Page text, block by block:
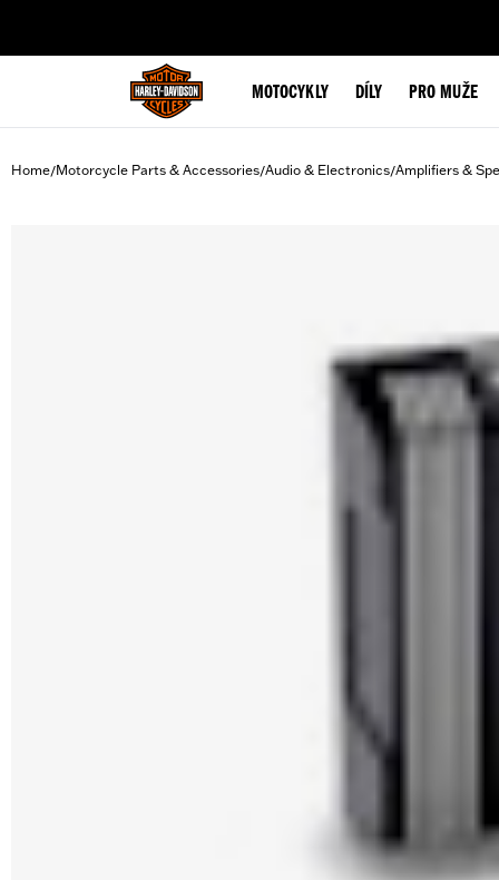
MOTOCYKLY DÍLY PRO MUŽE
Home/Motorcycle Parts & Accessories/Audio & Electronics/Amplifiers &